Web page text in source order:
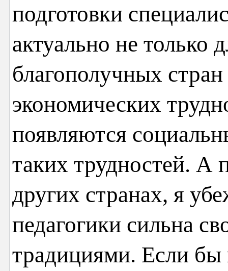
подготовки
актуально не только
благополучных
экономических
появляются
таких трудностей. А
других странах, я
педагогики сильна
традициями. Если бы